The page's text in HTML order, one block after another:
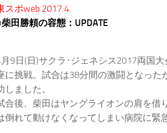
スポweb 2017.4.
柴田勝頼の容態：UPDATE
9日(日)サクラ･ジェネシス2017両国
に挑戦。試合は38分間の激闘となっ
しました。
合後、柴田はヤングライオンの肩を借
倒れて動けなくなってしまい病院に緊